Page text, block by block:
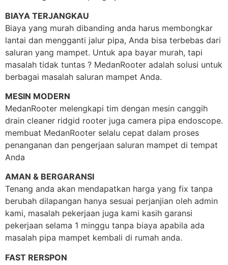
BIAYA TERJANGKAU
Biaya yang murah dibanding anda harus membongkar
lantai dan mengganti jalur pipa, Anda bisa terbebas dari
saluran yang mampet. Untuk apa bayar murah, tapi
masalah tidak tuntas ? MedanRooter adalah solusi untuk
berbagai masalah saluran mampet Anda.
MESIN MODERN
MedanRooter melengkapi tim dengan mesin canggih
drain cleaner ridgid rooter juga camera pipa endoscope.
membuat MedanRooter selalu cepat dalam proses
penanganan dan pengerjaan saluran mampet di tempat
Anda
AMAN & BERGARANSI
Tenang anda akan mendapatkan harga yang fix tanpa
berubah dilapangan hanya sesuai perjanjian oleh admin
kami, masalah pekerjaan juga kami kasih garansi
pekerjaan selama 1 minggu tanpa biaya apabila ada
masalah pipa mampet kembali di rumah anda.
FAST RERSPON